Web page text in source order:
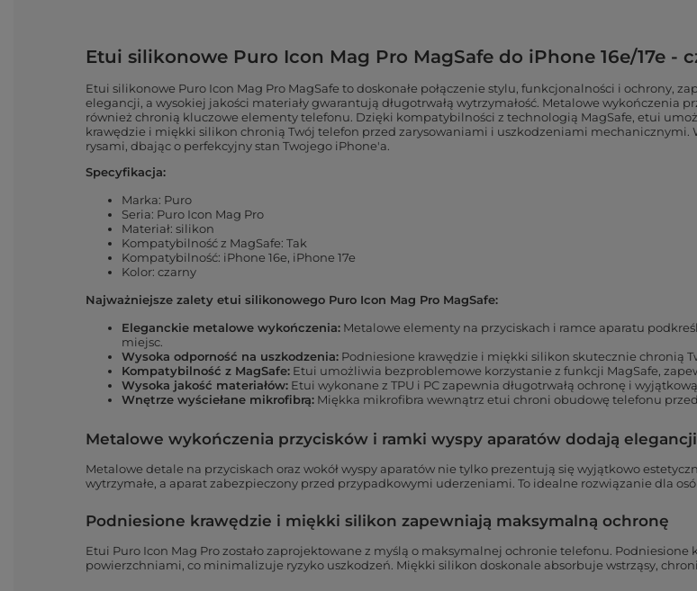
Etui silikonowe Puro Icon Mag Pro MagSafe do iPhone 16e/17e -
Etui silikonowe Puro Icon Mag Pro MagSafe to doskonałe połączenie stylu, funkcjonalności i ochrony,
elegancji, a wysokiej jakości materiały gwarantują długotrwałą wytrzymałość. Metalowe wykończenia
również chronią kluczowe elementy telefonu. Dzięki kompatybilności z technologią MagSafe, etui
krawędzie i miękki silikon chronią Twój telefon przed zarysowaniami i uszkodzeniami mechanicznymi.
rysami, dbając o perfekcyjny stan Twojego iPhone'a.
Specyfikacja:
Marka: Puro
Seria: Puro Icon Mag Pro
Materiał: silikon
Kompatybilność z MagSafe: Tak
Kompatybilność: iPhone 16e, iPhone 17e
Kolor: czarny
Najważniejsze zalety etui silikonowego Puro Icon Mag Pro MagSafe:
Eleganckie metalowe wykończenia: Metalowe elementy na przyciskach i ramce aparatu
miejsc.
Wysoka odporność na uszkodzenia: Podniesione krawędzie i miękki silikon skutecznie chronią
Kompatybilność z MagSafe: Etui umożliwia bezproblemowe korzystanie z funkcji MagSafe,
Wysoka jakość materiałów: Etui wykonane z TPU i PC zapewnia długotrwałą ochronę i
Wnętrze wyściełane mikrofibrą: Miękka mikrofibra wewnątrz etui chroni obudowę telefonu
Metalowe wykończenia przycisków i ramki wyspy aparatów dodają
Metalowe detale na przyciskach oraz wokół wyspy aparatów nie tylko prezentują się wyjątkowo
wytrzymałe, a aparat zabezpieczony przed przypadkowymi uderzeniami. To idealne rozwiązanie dla
Podniesione krawędzie i miękki silikon zapewniają maksymalną ochronę
Etui Puro Icon Mag Pro zostało zaprojektowane z myślą o maksymalnej ochronie telefonu.
powierzchniami, co minimalizuje ryzyko uszkodzeń. Miękki silikon doskonale absorbuje wstrząsy,